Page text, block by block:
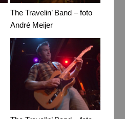
The Travelin’ Band – foto
André Meijer